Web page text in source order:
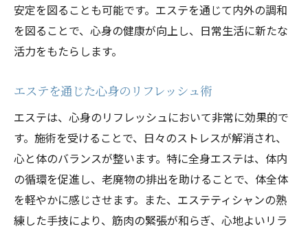
トリートメントの効果で得られる心地よい
変化
心と肌に働きかけるエステの効果
エステを通じた心と肌の調和の実現
エステ施術後の心と体の変化を実感する方
法
全身エステの施術で心地よい変化を体験
安定を図ることも可能です。エステを通じて内外の調和
を図ることで、心身の健康が向上し、日常生活に新たな
活力をもたらします。
エステを通じた心身のリフレッシュ術
エステは、心身のリフレッシュにおいて非常に効果的で
す。施術を受けることで、日々のストレスが解消され、
心と体のバランスが整います。特に全身エステは、体内
の循環を促進し、老廃物の排出を助けることで、体全体
を軽やかに感じさせます。また、エステティシャンの熟
練した手技により、筋肉の緊張が和らぎ、心地よいリラ